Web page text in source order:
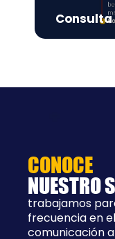
CONOCE
NUESTRO
trabajamos
frecuencia en
comunicación